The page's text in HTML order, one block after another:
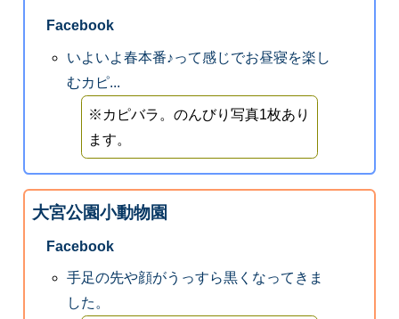
Facebook
いよいよ春本番♪って感じでお昼寝を楽し
むカピ...
※カピバラ。のんびり写真1枚あり
ます。
大宮公園小動物園
Facebook
手足の先や顔がうっすら黒くなってきま
した。